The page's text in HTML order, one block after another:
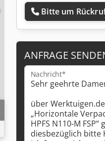
Bitte um
ANFRAGE
Nachricht*